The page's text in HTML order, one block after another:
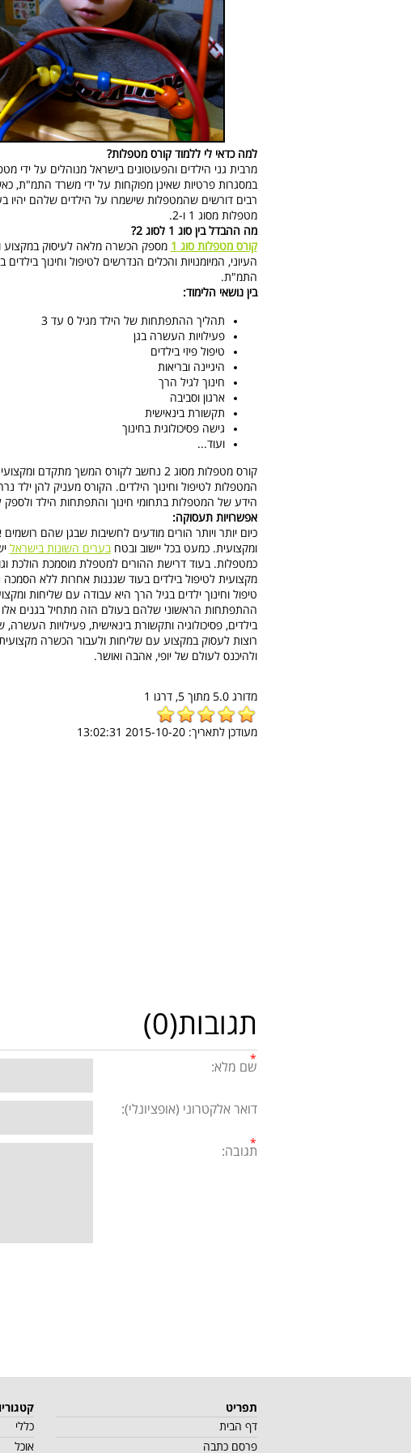
למה כדאי לי ללמוד קורס מטפלות?
מרבית גני הילדים והפעוטונים בישראל מנוהלים על ידי
במסגרות פרטיות שאינן מפוקחות על ידי משרד התמ"ת,
רבים דורשים שהמטפלות שישמרו על הילדים שלהם
מטפלות מסוג 1 ו-2.
מה ההבדל בין סוג 1 לסוג 2?
קורס מטפלות סוג 1
העיוני, המיומנויות והכלים הנדרשים לטיפול וחינוך
התמ"ת.
בין נושאי הלימוד:
תהליך ההתפתחות של הילד מגיל 0 עד 3
פעילויות העשרה בגן
טיפול פיזי בילדים
היגיינה ובריאות
חינוך לגיל הרך
ארגון וסביבה
תקשורת בינאישית
גישה פסיכולוגית בחינוך
ועוד...
קורס מטפלות מסוג 2 נחשב לקורס המשך
המטפלות לטיפול וחינוך הילדים. הקורס מעניק להן ילד
הידע של המטפלות בתחומי חינוך והתפתחות הילד
אפשרויות תעסוקה:
כיום יותר ויותר הורים מודעים לחשיבות שבגן שהם
ומקצועית. כמעט בכל יישוב ובטחבערים השונות בישראל
כמטפלות. בעוד דרישת ההורים למטפלת מוסמכת הולכת
מקצועית לטיפול בילדים בעוד שגננות אחרות ללא
טיפול וחינוך ילדים בגיל הרך היא עבודה עם שליחות
ההתפתחות הראשוני שלהם בעולם הזה מתחיל בגנים אלו
בילדים, פסיכולוגיה ותקשורת בינאישית, פעילויות
רוצות לעסוק במקצוע עם שליחות ולעבור הכשרה
ולהיכנס לעולם של יופי, אהבה ואושר.
מדורג5.0 מתוך5, דרגו 1
מעודכן לתאריך:2015-10-20 13:02:31
תגובות(0)
שם מלא:
דואר אלקטרוני (אופציונלי):
תגובה:
תפריט
דף הבית
פרסם כתבה
כללי
אוכל